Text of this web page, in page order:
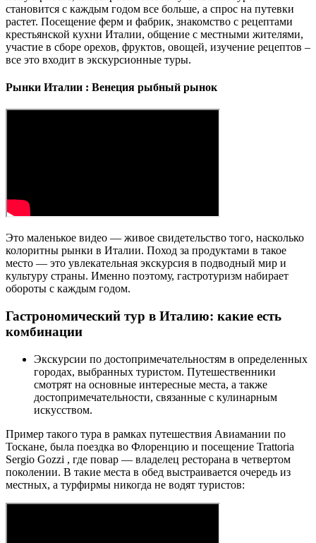
становится с каждым годом все больше, а спрос на путевки
растет. Посещение ферм и фабрик, знакомство с рецептами
крестьянской кухни Италии, общение с местными жителями,
участие в сборе орехов, фруктов, овощей, изучение рецептов –
все это входит в экскурсионные туры.
Рынки Италии : Венеция рыбный рынок
Это маленькое видео — живое свидетельство того, насколько
колоритны рынки в Италии. Поход за продуктами в такое
место — это увлекательная экскурсия в подводный мир и
культуру страны. Именно поэтому, гастротуризм набирает
обороты с каждым годом.
Гастрономический тур в Италию: какие есть
комбинации
Экскурсии по достопримечательностям в определенных
городах, выбранных туристом. Путешественники
смотрят на основные интересные места, а также
достопримечательности, связанные с кулинарным
искусством.
Пример такого тура в рамках путешествия Авиамании по
Тоскане, была поездка во Флоренцию и посещение Trattoria
Sergio Gozzi , где повар — владелец ресторана в четвертом
поколении. В такие места в обед выстраивается очередь из
местных, а турфирмы никогда не водят туристов: